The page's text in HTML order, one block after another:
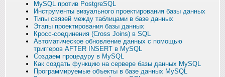
MySQL против PostgreSQL
Инструменты визуального проектирования базы данных
Типы связей между таблицами в базе данных
Этапы проектирования базы данных
Кросс-соединения (Cross Joins) в SQL
Автоматическое обновление данных с помощью
триггеров AFTER INSERT в MySQL
Создаем процедуру в MySQL
Как создать функцию на сервере базы данных MySQL
Программируемые объекты в базе данных MySQL